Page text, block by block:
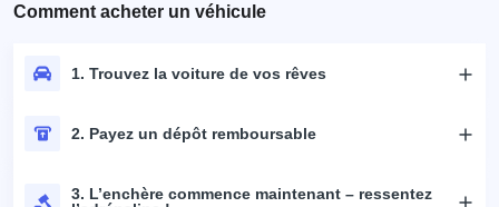
Comment acheter un véhicule
1. Trouvez la voiture de vos rêves
2. Payez un dépôt remboursable
3. L’enchère commence maintenant – ressentez